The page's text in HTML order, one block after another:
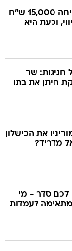
היא הייתה מרוויחה 15,000 ש"ח
וכעת היא
חגיגות: שר
חיתן את בתו
את הכישלון
מדריד?
לכם סדר - מי
לעמדות